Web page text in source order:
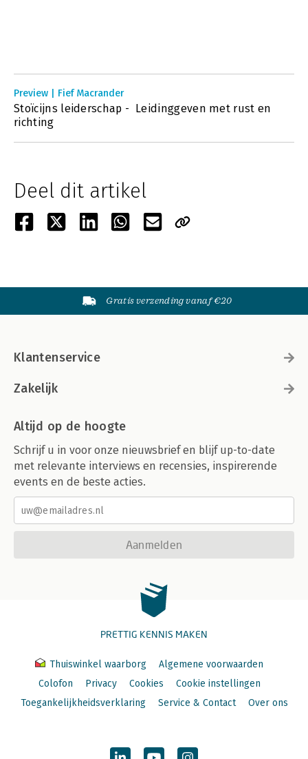
Preview | Fief Macrander
Stoïcijns leiderschap - Leidinggeven met rust en
richting
Deel dit artikel
Gratis verzending vanaf €20
Klantenservice
Zakelijk
Altijd op de hoogte
Schrijf u in voor onze nieuwsbrief en blijf up-to-date
met relevante interviews en recensies, inspirerende
events en de beste acties.
Aanmelden
PRETTIG KENNIS MAKEN
Thuiswinkel waarborg
Algemene voorwaarden
Colofon
Privacy Cookies
Cookie instellingen
Toegankelijkheidsverklaring
Service & Contact Over ons